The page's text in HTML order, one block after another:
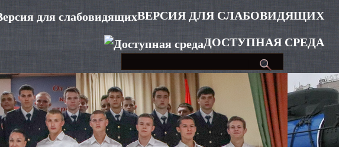
ВЕРСИЯ ДЛЯ СЛАБОВИДЯЩИХ
ДОСТУПНАЯ СРЕДА